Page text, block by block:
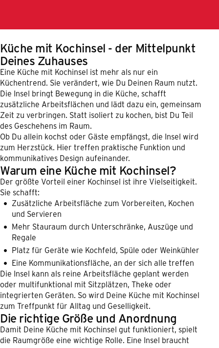
Küche mit Kochinsel - der Mittelpunkt
Deines Zuhauses
Eine Küche mit Kochinsel ist mehr als nur ein
Küchentrend. Sie verändert, wie Du Deinen Raum nutzt.
Die Insel bringt Bewegung in die Küche, schafft
zusätzliche Arbeitsflächen und lädt dazu ein, gemeinsam
Zeit zu verbringen. Statt isoliert zu kochen, bist Du Teil
des Geschehens im Raum.
Ob Du allein kochst oder Gäste empfängst, die Insel wird
zum Herzstück. Hier treffen praktische Funktion und
kommunikatives Design aufeinander.
Warum eine Küche mit Kochinsel?
Der größte Vorteil einer Kochinsel ist ihre Vielseitigkeit.
Sie schafft:
Zusätzliche Arbeitsfläche zum Vorbereiten, Kochen
und Servieren
Mehr Stauraum durch Unterschränke, Auszüge und
Regale
Platz für Geräte wie Kochfeld, Spüle oder Weinkühler
Eine Kommunikationsfläche, an der sich alle treffen
Die Insel kann als reine Arbeitsfläche geplant werden
oder multifunktional mit Sitzplätzen, Theke oder
integrierten Geräten. So wird Deine Küche mit Kochinsel
zum Treffpunkt für Alltag und Geselligkeit.
Die richtige Größe und Anordnung
Damit Deine Küche mit Kochinsel gut funktioniert, spielt
die Raumgröße eine wichtige Rolle. Eine Insel braucht